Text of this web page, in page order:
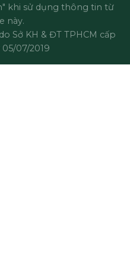
khi sử dụng thông tin từ
này.
Sở KH & ĐT TPHCM cấp
07/2019